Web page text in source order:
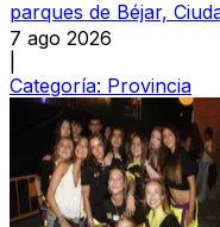
parques de Béjar,
7 ago 2026
Categoría: Provincia